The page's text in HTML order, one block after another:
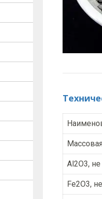
Al2O3,
Fe2O3,